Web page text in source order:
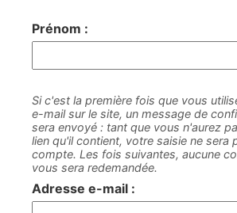
Prénom :
Si c'est la première fois que vous
e-mail sur le site, un message de
sera envoyé : tant que vous n'aurez
lien qu'il contient, votre saisie ne sera
compte. Les fois suivantes, aucune
vous sera redemandée.
Adresse e-mail :